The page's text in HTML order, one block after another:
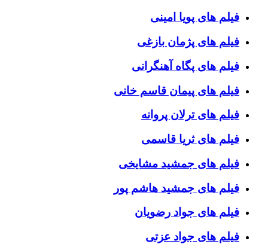
فیلم های پویا امینی
فیلم های پژمان بازغی
فیلم های پگاه آهنگرانی
فیلم های پیمان قاسم خانی
فیلم های ترلان پروانه
فیلم های ثریا قاسمی
فیلم های جمشید مشایخی
فیلم های جمشید هاشم پور
فیلم های جواد رضویان
فیلم های جواد عزتی